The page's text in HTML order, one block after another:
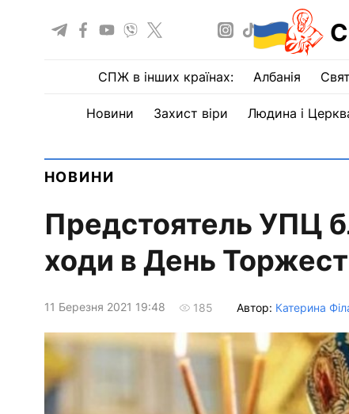
СПЖ в інших країнах: Албанія
Новини Захист віри Людина і
НОВИНИ
Предстоятель УПЦ
ходи в День
11 Березня 2021 19:48 185 Автор: Катерина